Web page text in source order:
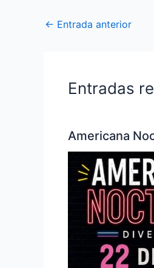
← Entrada anterior
Entradas
Americana